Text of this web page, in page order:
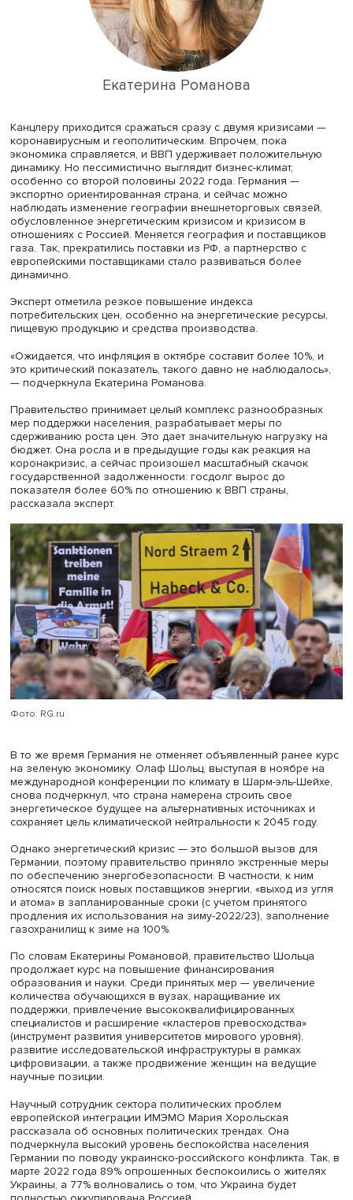
Екатерина Романова
Канцлеру приходится сражаться сразу с двумя
коронавирусным и геополитическим. Впрочем, пока
экономика справляется, и ВВП удерживает
динамику. Но пессимистично выглядит бизнес-климат,
экспортно ориентированная страна, и сейчас можно
наблюдать изменение географии внешнеторговых
обусловленное энергетическим кризисом и кризисом в
отношениях с Россией. Меняется география и
газа. Так, прекратились поставки из РФ, а партнерство с
европейскими поставщиками стало развиваться более
динамично.
Эксперт отметила резкое повышение индекса
потребительских цен, особенно на энергетические
«Ожидается, что инфляция в октябре составит более
это критический показатель, такого давно не
— подчеркнула Екатерина Романова.
Правительство принимает целый комплекс
мер поддержки населения, разрабатывает меры по
сдерживанию роста цен. Это дает значительную
бюджет. Она росла и в предыдущие годы как реакция
коронакризис, а сейчас произошел масштабный
государственной задолженности: госдолг вырос до
показателя более 60% по отношению к ВВП страны,
рассказала эксперт.
Фото: RG.ru
В то же время Германия не отменяет объявленный
на зеленую экономику. Олаф Шольц, выступая в
международной конференции по климату в Шарм-эль-
снова подчеркнул, что страна намерена строить свое
энергетическое будущее на альтернативных
сохраняет цель климатической нейтральности к 2045
Однако энергетический кризис — это большой вызов
Германии, поэтому правительство приняло экстренные
по обеспечению энергобезопасности. В частности, к
относятся поиск новых поставщиков энергии, «выход
и атома» в запланированные сроки (с учетом принятого
продления их использования на зиму-2022/23),